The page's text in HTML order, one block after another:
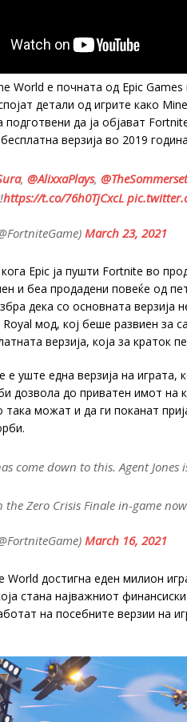
World е почната од Epic
детали од игрите како
подготвени да ја објават
верзија во 2019
, @AlixxaPlays, @TheSommerset
https://t.co/76h0TjCxcL
March 23, 2021
Epic ја пушти Fortnite во
и беа продадени повеќе од
дека со основната верзија
мод, кој беше развиен за
верзија, која за краток
е уште една верзија на играта,
дозвола до приватен имот
така можат и да ги поканат
come down to this. Agent
the Zero Crisis Finale in-game
March 16, 2021
достигна еден милион
стана најважниот
на посебните верзии на